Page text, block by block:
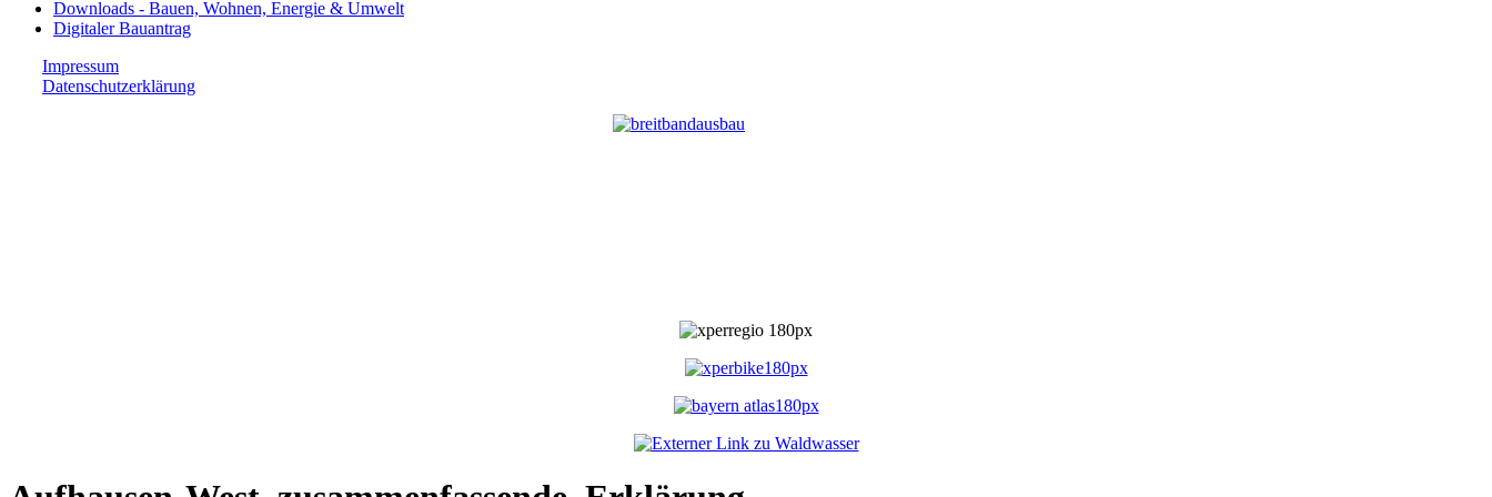
Downloads - Bauen, Wohnen, Energie & Umwelt
Digitaler Bauantrag
Impressum
Datenschutzerklärung